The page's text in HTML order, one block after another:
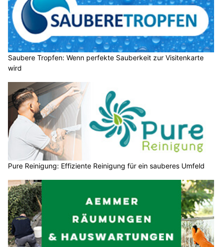
Saubere Tropfen: Wenn perfekte Sauberkeit zur Visitenkarte
wird
Pure Reinigung: Effiziente Reinigung für ein sauberes Umfeld